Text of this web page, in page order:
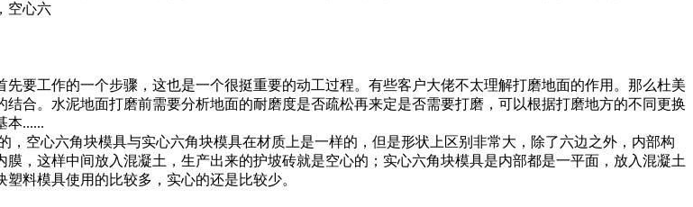
空心六
要工作的一个步骤，这也是一个很挺重要的动工过程。有些客户大佬不太理解打磨地面的作用。那么杜美
合。水泥地面打磨前需要分析地面的耐磨度是否疏松再来定是否需要打磨，可以根据打磨地方的不同更换
本......
空心六角块模具与实心六角块模具在材质上是一样的，但是形状上区别非常大，除了六边之外，内部构
，这样中间放入混凝土，生产出来的护坡砖就是空心的；实心六角块模具是内部都是一平面，放入混凝土
料模具使用的比较多，实心的还是比较少。